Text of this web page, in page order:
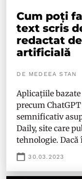
Cum poți
text scris
redactat
artificială
DE MEDEEA STAN
Aplicațiile
precum
semnificativ
Daily, site care
tehnologie. Dacă
30.03.2023